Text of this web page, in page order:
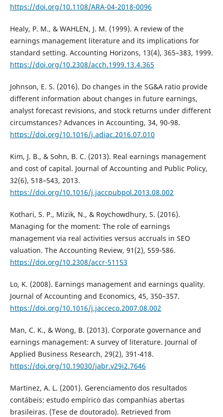
https://doi.org/10.1108/ARA-04-2018-0096
Healy, P. M., & WAHLEN, J. M. (1999). A review of the
earnings management literature and its implications for
standard setting. Accounting Horizons, 13(4), 365–383, 1999.
https://doi.org/10.2308/acch.1999.13.4.365
Johnson, E. S. (2016). Do changes in the SG&A ratio provide
different information about changes in future earnings,
analyst forecast revisions, and stock returns under different
circumstances? Advances in Accounting, 34, 90-98.
https://doi.org/10.1016/j.adiac.2016.07.010
Kim, J. B., & Sohn, B. C. (2013). Real earnings management
and cost of capital. Journal of Accounting and Public Policy,
32(6), 518–543, 2013.
https://doi.org/10.1016/j.jaccpubpol.2013.08.002
Kothari, S. P., Mizik, N., & Roychowdhury, S. (2016).
Managing for the moment: The role of earnings
management via real activities versus accruals in SEO
valuation. The Accounting Review, 91(2), 559-586.
https://doi.org/10.2308/accr-51153
Lo, K. (2008). Earnings management and earnings quality.
Journal of Accounting and Economics, 45, 350–357.
https://doi.org/10.1016/j.jacceco.2007.08.002
Man, C. K., & Wong, B. (2013). Corporate governance and
earnings management: A survey of literature. Journal of
Applied Business Research, 29(2), 391-418.
https://doi.org/10.19030/jabr.v29i2.7646
Martinez, A. L. (2001). Gerenciamento dos resultados
contábeis: estudo empírico das companhias abertas
brasileiras. (Tese de doutorado). Retrieved from